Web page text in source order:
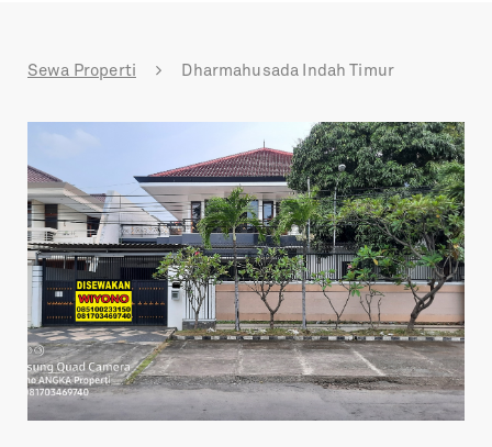
Sewa Properti Dharmahusada Indah Timur